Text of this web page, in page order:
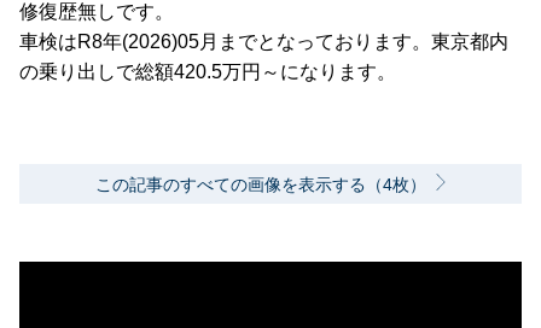
修復歴無しです。
車検はR8年(2026)05月までとなっております。東京都内
の乗り出しで総額420.5万円～になります。
この記事のすべての画像を表示する（4枚）